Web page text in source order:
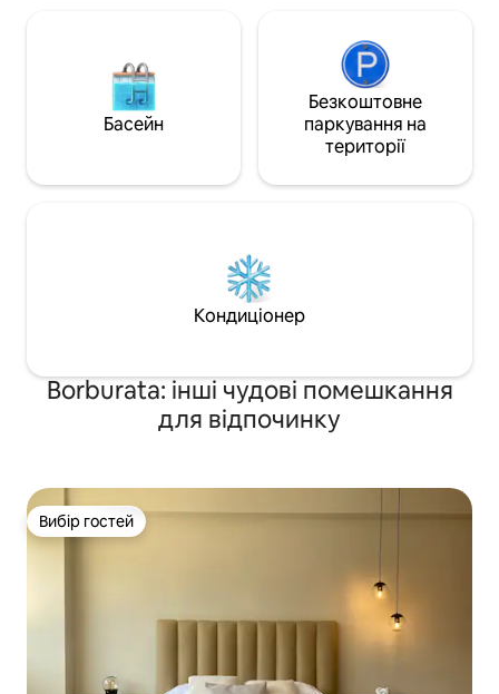
Басейн
Безкоштовне
паркування на
території
Кондиціонер
Borburata: інші чудові помешкання
для відпочинку
Вибір гостей
Вибір гостей